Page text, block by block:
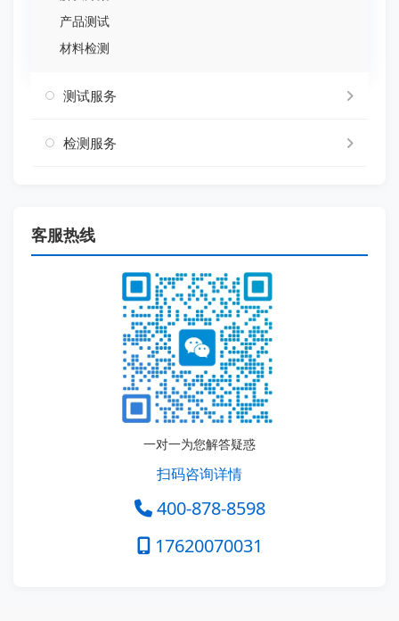
产品测试
材料检测
测试服务
检测服务
客服热线
一对一为您解答疑惑
扫码咨询详情
400-878-8598
17620070031